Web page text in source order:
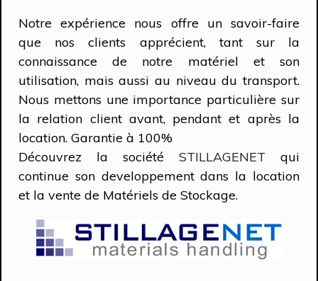
Notre expérience nous offre un savoir-faire
que nos clients apprécient, tant sur la
connaissance de notre matériel et son
utilisation, mais aussi au niveau du transport.
Nous mettons une importance particulière sur
la relation client avant, pendant et après la
location. Garantie à 100%
Découvrez la société STILLAGENET qui
continue son developpement dans la location
et la vente de Matériels de Stockage.